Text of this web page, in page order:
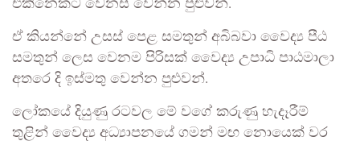
එකිනෙකට වෙනස් වෙන්න පුළුවන්.
ඒ කියන්නේ උසස් පෙළ සමතුන් අබිබවා වෛද්‍ය පීඨ
සමතුන් ලෙස වෙනම පිරිසක් වෛද්‍ය උපාධි පාඨමාලා
අතරෙ දි ඉස්මතු වෙන්න පුළුවන්.
ලෝකයේ දියුණු රටවල මේ වගේ කරුණු හැදෑරීම්
තුළින් වෛද්‍ය අධ්‍යාපනයේ ගමන් මඟ නොයෙක් වර